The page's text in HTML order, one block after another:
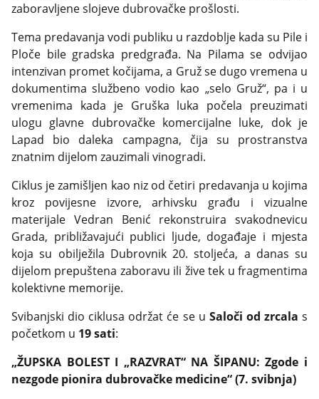
zaboravljene slojeve dubrovačke prošlosti.
Tema predavanja vodi publiku u razdoblje kada su Pile i
Ploče bile gradska predgrađa. Na Pilama se odvijao
intenzivan promet kočijama, a Gruž se dugo vremena u
dokumentima službeno vodio kao „selo Gruž“, pa i u
vremenima kada je Gruška luka počela preuzimati
ulogu glavne dubrovačke komercijalne luke, dok je
Lapad bio daleka campagna, čija su prostranstva
znatnim dijelom zauzimali vinogradi.
Ciklus je zamišljen kao niz od četiri predavanja u kojima
kroz povijesne izvore, arhivsku građu i vizualne
materijale Vedran Benić rekonstruira svakodnevicu
Grada, približavajući publici ljude, događaje i mjesta
koja su obilježila Dubrovnik 20. stoljeća, a danas su
dijelom prepuštena zaboravu ili žive tek u fragmentima
kolektivne memorije.
Svibanjski dio ciklusa održat će se u Saloči od zrcalas
početkom u 19 sati:
„ŽUPSKA BOLEST I „RAZVRAT“ NA ŠIPANU: Zgode i
nezgode pionira dubrovačke medicine“ (7. svibnja)